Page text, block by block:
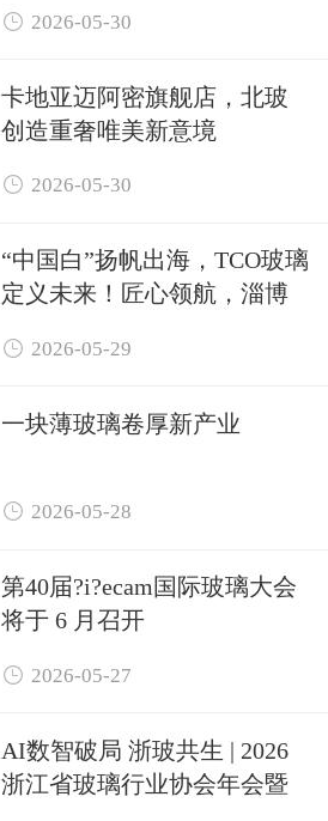
 2026-05-30
卡地亚迈阿密旗舰店，北玻
创造重奢唯美新意境
 2026-05-30
“中国白”扬帆出海，TCO玻璃
定义未来！匠心领航，淄博
 2026-05-29
一块薄玻璃卷厚新产业
 2026-05-28
第40届?i?ecam国际玻璃大会
将于 6 月召开
 2026-05-27
AI数智破局 浙玻共生 | 2026
浙江省玻璃行业协会年会暨